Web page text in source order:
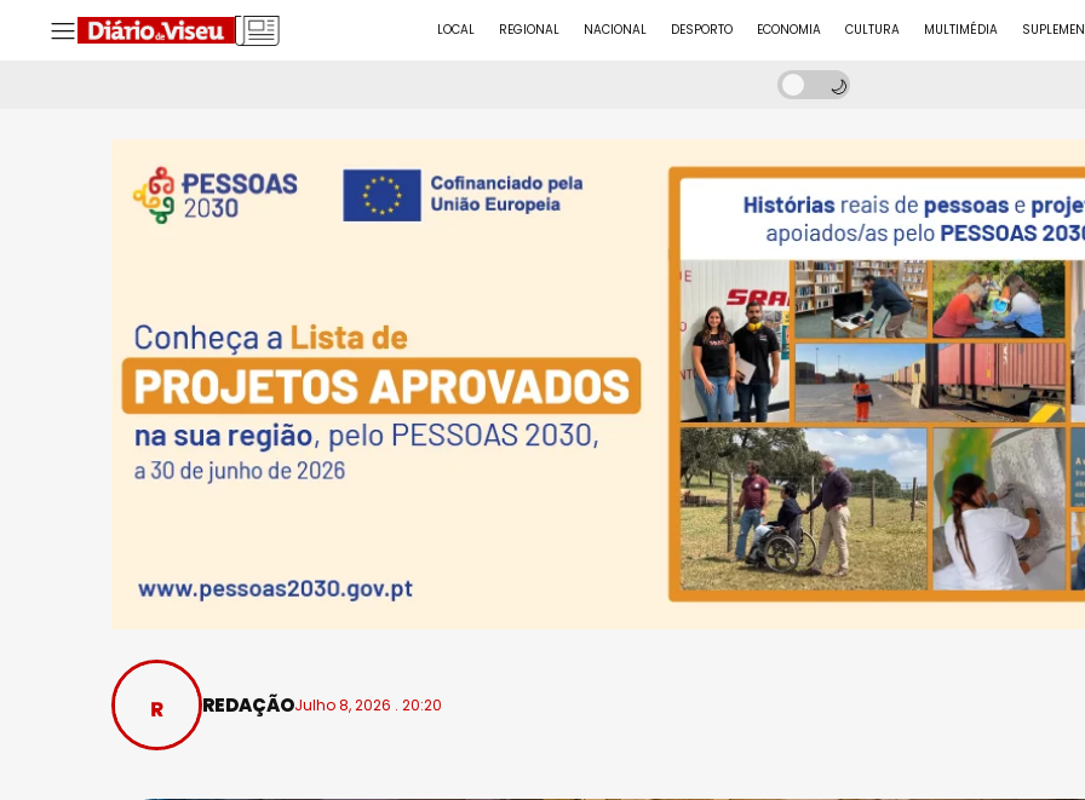
LOCAL REGIONAL NACIONAL DESPORTO ECONOMIA CULTURA MULTIMÉDIA
REDAÇÃOJulho 8, 2026 . 20:20